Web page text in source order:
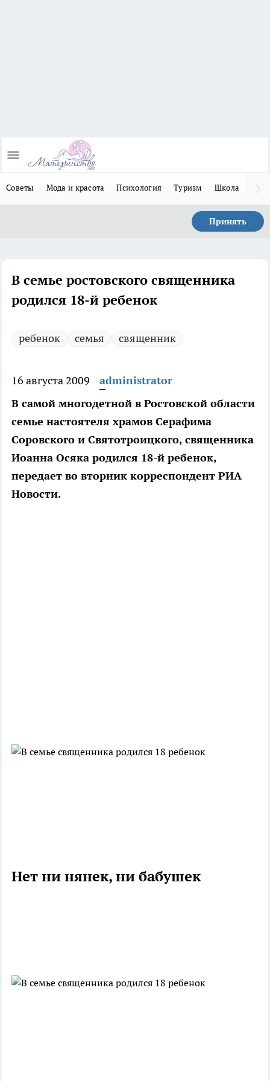
Советы Мода и красота Психология Туризм Школа
Принять
В семье ростовского священника
родился 18-й ребенок
ребенок семья священник
16 августа 2009
administrator
В самой многодетной в Ростовской области
семье настоятеля храмов Серафима
Соровского и Святотроицкого, священника
Иоанна Осяка родился 18-й ребенок,
передает во вторник корреспондент РИА
Новости.
Нет ни нянек, ни бабушек